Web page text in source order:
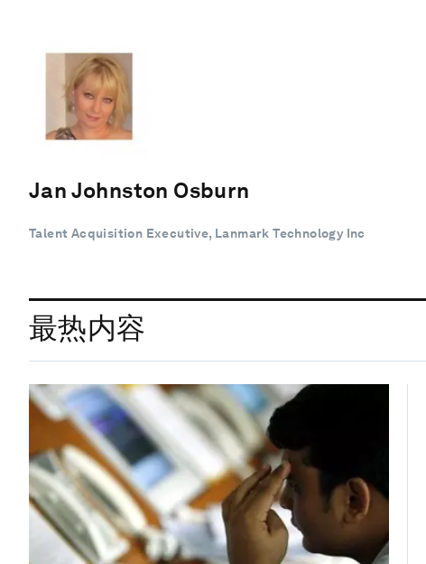
Jan Johnston Osburn
Talent Acquisition Executive, Lanmark Technology Inc
最热内容